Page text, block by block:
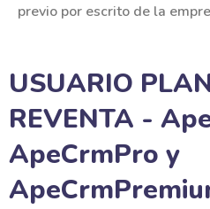
previo por escrito de la
USUARIO
REVENTA -
ApeCrmPro y